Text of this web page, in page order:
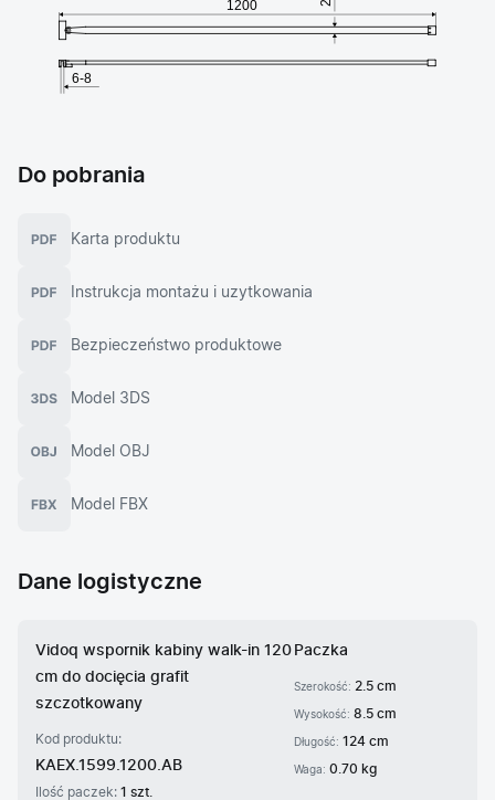
Do pobrania
Karta produktu
Instrukcja montażu i uzytkowania
Bezpieczeństwo produktowe
Model 3DS
Model OBJ
Model FBX
Dane logistyczne
Vidoq wspornik kabiny walk-in 120
cm do docięcia grafit
szczotkowany
Kod produktu:
KAEX.1599.1200.AB
Ilość paczek: 1 szt.
Paczka
Szerokość: 2.5 cm
Wysokość:8.5 cm
Długość:124 cm
Waga:0.70 kg